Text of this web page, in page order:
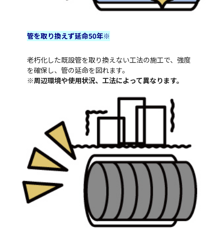
管を取り換えず延命50年※
老朽化した既設管を取り換えない工法の施工で、強度
を確保し、管の延命を図れます。
※周辺環境や使用状況、工法によって異なります。